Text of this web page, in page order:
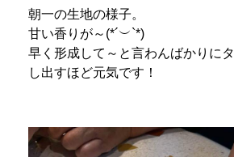
朝一の生地の様子。
甘い香りが～(*´︶`*)
早く形成して～と言わんばかりに
し出すほど元気です！